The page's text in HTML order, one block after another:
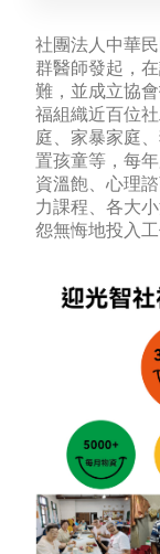
社團法人中華
群醫師發起，
難，並成立協
福組織近百位
庭、家暴家庭
置孩童等，每
資溫飽、心理
力課程、各大
怨無悔地投入